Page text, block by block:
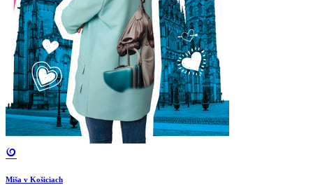
Miša v Košiciach